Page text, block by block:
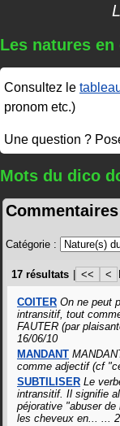
Les natures
Consultez le
pronom etc.)
Une question ?
Mots du dico
Commentaires
Catégorie :
17 résultats << <
COITER On ne peut
intransitif, tout
FAUTER (par
16/06/10
MANDANT
comme adjectif (cf
SUBTILISER Le
intransitif. Il signifie
péjorative "abuser
les cheveux en... ...